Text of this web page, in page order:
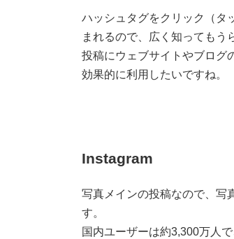
ハッシュタグをクリック（タ
まれるので、広く知ってもう
投稿にウェブサイトやブログ
効果的に利用したいですね。
Instagram
写真メインの投稿なので、写
す。
国内ユーザーは約3,300万人